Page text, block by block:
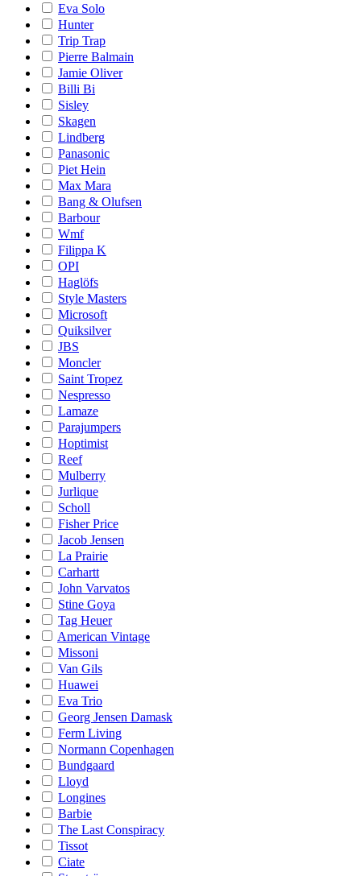
Eva Solo
Hunter
Trip Trap
Pierre Balmain
Jamie Oliver
Billi Bi
Sisley
Skagen
Lindberg
Panasonic
Piet Hein
Max Mara
Bang & Olufsen
Barbour
Wmf
Filippa K
OPI
Haglöfs
Style Masters
Microsoft
Quiksilver
JBS
Moncler
Saint Tropez
Nespresso
Lamaze
Parajumpers
Hoptimist
Reef
Mulberry
Jurlique
Scholl
Fisher Price
Jacob Jensen
La Prairie
Carhartt
John Varvatos
Stine Goya
Tag Heuer
American Vintage
Missoni
Van Gils
Huawei
Eva Trio
Georg Jensen Damask
Ferm Living
Normann Copenhagen
Bundgaard
Lloyd
Longines
Barbie
The Last Conspiracy
Tissot
Ciate